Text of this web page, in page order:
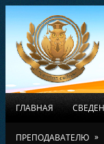
ГЛАВНАЯ
ПРЕПОДАВАТЕЛЮ »